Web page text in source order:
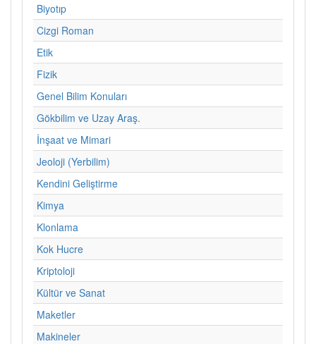
Biyotıp
Cizgi Roman
Etik
Fizik
Genel Bilim Konuları
Gökbilim ve Uzay Araş.
İnşaat ve Mimari
Jeoloji (Yerbilim)
Kendini Geliştirme
Kimya
Klonlama
Kok Hucre
Kriptoloji
Kültür ve Sanat
Maketler
Makineler